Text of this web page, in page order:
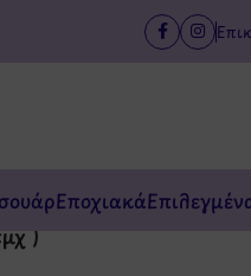
Εποχιακά
)